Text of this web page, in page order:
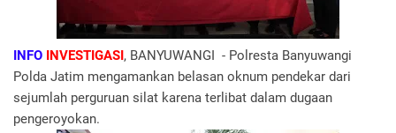
INFO INVESTIGASI , BANYUWANGI - Polresta Banyuwangi
Polda Jatim mengamankan belasan oknum pendekar dari
sejumlah perguruan silat karena terlibat dalam dugaan
pengeroyokan.